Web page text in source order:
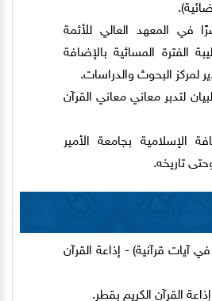
في المعهد العالي للأئمة
الفترة المسائية بالإضافة
لمركز البحوث والدراسات.
البيان لتدبر معاني معاني القرآن
الإسلامية بجامعة الأمير
تاريخه.
في آيات قرآنية) - إذاعة القرآن
القرآن الكريم بقطر.